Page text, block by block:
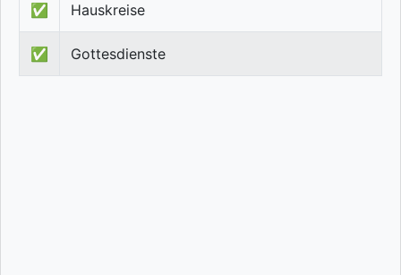
✅ Hauskreise
✅ Gottesdienste